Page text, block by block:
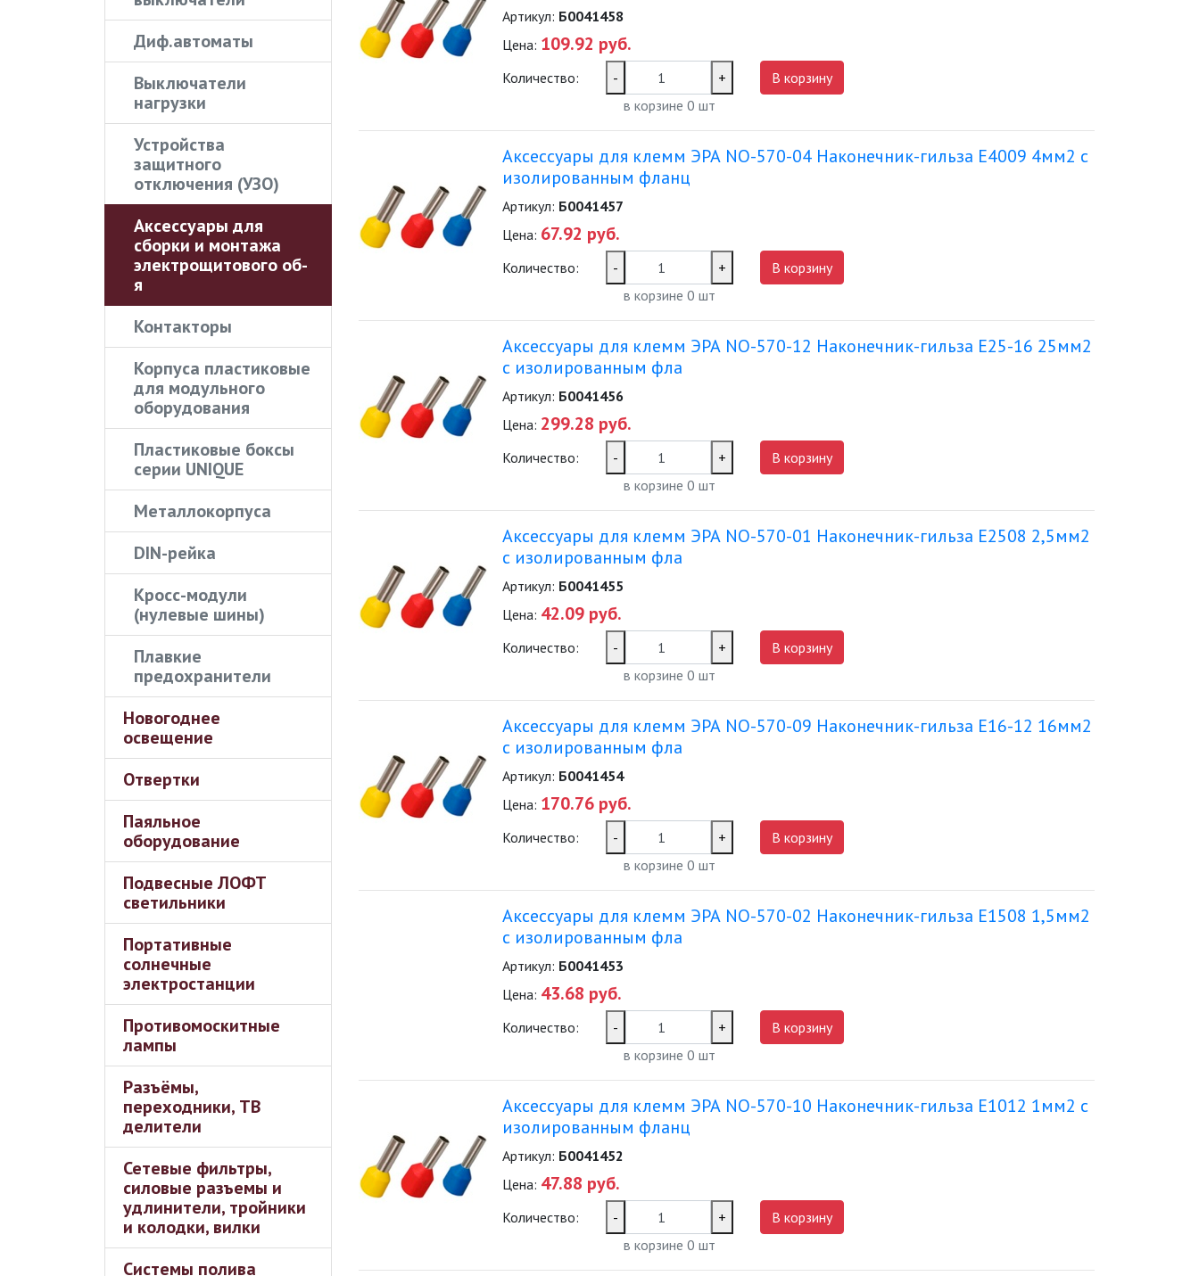
Диф.автоматы
Выключатели
нагрузки
Устройства
защитного
отключения (УЗО)
Аксессуары для
сборки и монтажа
электрощитового об-
я
Контакторы
Корпуса пластиковые
для модульного
оборудования
Пластиковые боксы
серии UNIQUE
Металлокорпуса
DIN-рейка
Кросс-модули
(нулевые шины)
Плавкие
предохранители
Новогоднее
освещение
Отвертки
Паяльное
оборудование
Подвесные ЛОФТ
светильники
Портативные
солнечные
электростанции
Противомоскитные
лампы
Разъёмы,
переходники, ТВ
делители
Сетевые фильтры,
силовые разъемы и
удлинители, тройники
и колодки, вилки
Системы полива
Артикул: Б0041458
Цена: 109.92 руб.
Количество: -
+
в корзине 0 шт
В корзину
Аксессуары для клемм ЭРА NO-570-04 Наконечник-гильза Е4009 4мм2 с
изолированным фланц
Артикул: Б0041457
Цена: 67.92 руб.
Количество: -
+
в корзине 0 шт
В корзину
Аксессуары для клемм ЭРА NO-570-12 Наконечник-гильза Е25-16 25мм2
с изолированным фла
Артикул: Б0041456
Цена: 299.28 руб.
Количество: -
+
в корзине 0 шт
В корзину
Аксессуары для клемм ЭРА NO-570-01 Наконечник-гильза Е2508 2,5мм2
с изолированным фла
Артикул: Б0041455
Цена: 42.09 руб.
Количество: -
+
в корзине 0 шт
В корзину
Аксессуары для клемм ЭРА NO-570-09 Наконечник-гильза Е16-12 16мм2
с изолированным фла
Артикул: Б0041454
Цена: 170.76 руб.
Количество: -
+
в корзине 0 шт
В корзину
Аксессуары для клемм ЭРА NO-570-02 Наконечник-гильза Е1508 1,5мм2
с изолированным фла
Артикул: Б0041453
Цена: 43.68 руб.
Количество: -
+
в корзине 0 шт
В корзину
Аксессуары для клемм ЭРА NO-570-10 Наконечник-гильза Е1012 1мм2 с
изолированным фланц
Артикул: Б0041452
Цена: 47.88 руб.
Количество: -
+
в корзине 0 шт
В корзину